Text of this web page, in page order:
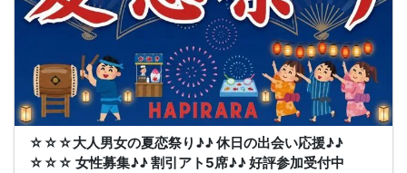
☆☆☆大人男女の夏恋祭り♪♪ 休日の出会い応援♪♪
☆☆☆ 女性募集♪♪ 割引アト5席♪♪ 好評参加受付中